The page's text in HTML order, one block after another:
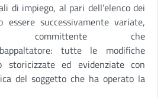
di impiego, al pari dell’elenco dei
essere successivamente variate,
che
tutte le modifiche
storicizzate ed evidenziate con
del soggetto che ha operato la